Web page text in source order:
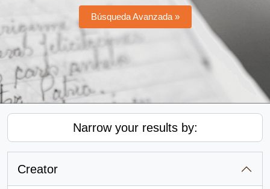
Búsqueda Avanzada »
Narrow your results by:
Creator